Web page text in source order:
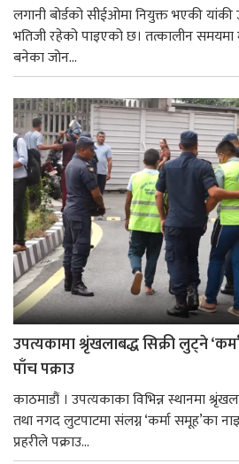
लगानी बोर्डको सीईओमा नियुक्त भएकी
भतिजी रहेको पाइएको छ। तत्कालीन
बनेका जोन...
उपत्यकामा श्रृंखलाबद्ध सिक्री लुट्ने
पाँच पक्राउ
काठमाडौं । उपत्यकाका विभिन्न स्थानमा
तथा नगद लुटपाटमा संलग्न ‘कर्मा समूह’का
प्रहरीले पक्राउ...